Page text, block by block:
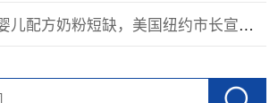
方奶粉短缺，美国纽约市长宣布纽约进入紧急状态！